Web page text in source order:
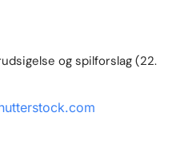
og spilforslag (22.